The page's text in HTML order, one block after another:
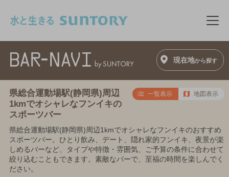
メ
現在地から探す
県総合運動場駅(静岡県)周辺
1kmでオシャレなフンイキの
スポーツバー
一覧表示 地図表示
県総合運動場駅(静岡県)周辺1kmでオシャレなフンイキのおすすめ
スポーツバー。ひとり飲み、デート、隠れ家的フンイキ、夜景が楽
しめるバーなど、タイプや特徴・雰囲気、ご予算の条件に合わせて
絞り込むこともできます。素敵なバーで、至福の時間を楽しんでく
ださい。